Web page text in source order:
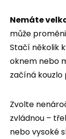
Nemáte
může
Stačí několik
oknem nebo
začíná
Zvolte
zvládnou –
nebo vysoké